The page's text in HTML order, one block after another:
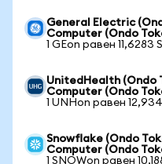
General Electric
Computer (Ondo
1 GEon равен 11,6283
UnitedHealth (Ondo
Computer (Ondo
1 UNHon равен
Snowflake (Ondo
Computer (Ondo
1 SNOWon равен